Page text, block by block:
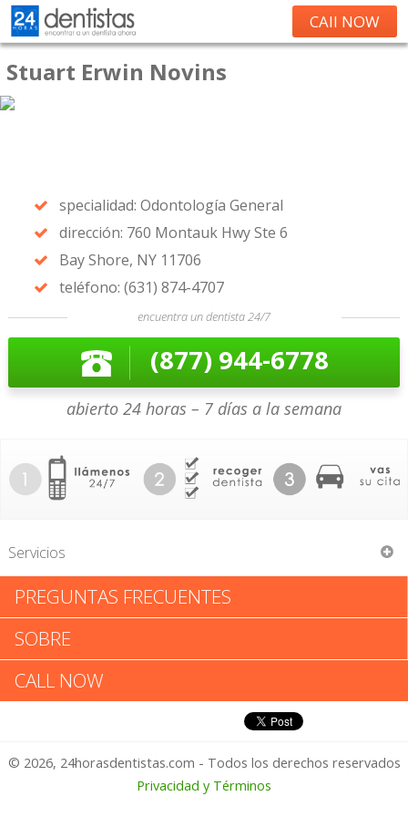
CAll NOW
Stuart Erwin Novins
specialidad: Odontología General
dirección: 760 Montauk Hwy Ste 6
Bay Shore, NY 11706
teléfono: (631) 874-4707
encuentra un dentista 24/7
(877) 944-6778
abierto 24 horas – 7 días a la semana
Servicios
Stuart Erwin Novins
Stuart Erwin Novins: Califica tu
Experiencia
1 – No Feliz
PREGUNTAS FRECUENTES
SOBRE
CALL NOW
© 2026, 24horasdentistas.com - Todos los derechos reservados
Privacidad y Términos